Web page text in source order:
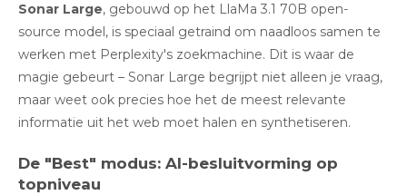
Sonar Large, gebouwd op het LlaMa 3.1 70B open-
source model, is speciaal getraind om naadloos samen te
werken met Perplexity's zoekmachine. Dit is waar de
magie gebeurt – Sonar Large begrijpt niet alleen je vraag,
maar weet ook precies hoe het de meest relevante
informatie uit het web moet halen en synthetiseren.
De "Best" modus: AI-besluitvorming op
topniveau